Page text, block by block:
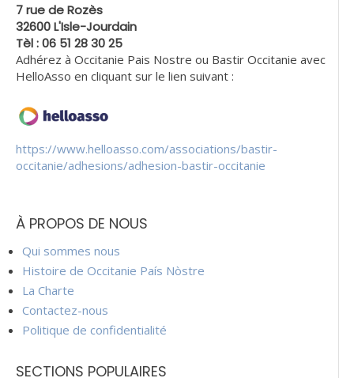
7 rue de Rozès
32600 L'Isle-Jourdain
Tèl : 06 51 28 30 25
Adhérez à Occitanie Pais Nostre ou Bastir Occitanie avec
HelloAsso en cliquant sur le lien suivant :
https://www.helloasso.com/associations/bastir-
occitanie/adhesions/adhesion-bastir-occitanie
À PROPOS DE NOUS
Qui sommes nous
Histoire de Occitanie País Nòstre
La Charte
Contactez-nous
Politique de confidentialité
SECTIONS POPULAIRES